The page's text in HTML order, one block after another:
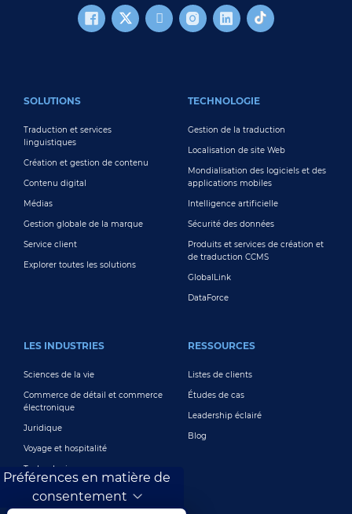
SOLUTIONS
Traduction et services
linguistiques
Création et gestion de contenu
Contenu digital
Médias
Gestion globale de la marque
Service client
Explorer toutes les solutions
TECHNOLOGIE
Gestion de la traduction
Localisation de site Web
Mondialisation des logiciels et des
applications mobiles
Intelligence artificielle
Sécurité des données
Produits et services de création et
de traduction CCMS
GlobalLink
DataForce
LES INDUSTRIES
Sciences de la vie
Commerce de détail et commerce
électronique
Juridique
Voyage et hospitalité
Technologie
Jeux
RESSOURCES
Listes de clients
Études de cas
Leadership éclairé
Blog
Préférences en matière de
consentement